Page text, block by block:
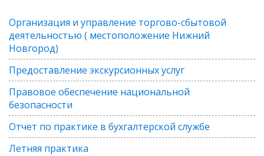
Организация и управление торгово-сбытовой
деятельностью ( местоположение Нижний
Новгород)
Предоставление экскурсионных услуг
Правовое обеспечение национальной
безопасности
Отчет по практике в бухгалтерской службе
Летняя практика